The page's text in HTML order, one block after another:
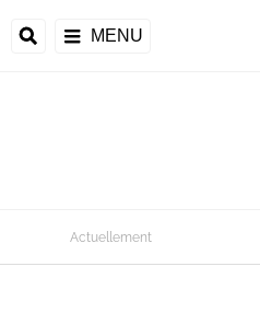
MENU
Actuellement